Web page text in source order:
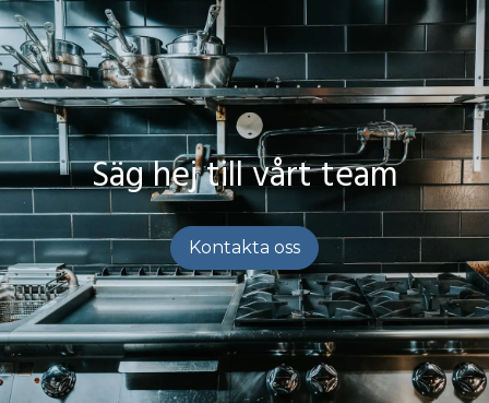
Säg hej till vårt team
Kontakta oss